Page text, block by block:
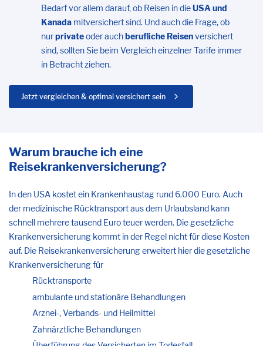
Bedarf vor allem darauf, ob Reisen in dieUSA und
Kanada mitversichert sind. Und auch die Frage, ob
nurprivateoder auchberufliche Reisenversichert
sind, sollten Sie beim Vergleich einzelner Tarife immer
in Betracht ziehen.
Jetzt vergleichen & optimal versichert sein
Warum brauche ich eine
Reisekrankenversicherung?
In den USA kostet ein Krankenhaustag rund 6.000 Euro. Auch
der medizinische Rücktransport aus dem Urlaubsland kann
schnell mehrere tausend Euro teuer werden. Die gesetzliche
Krankenversicherung kommt in der Regel nicht für diese Kosten
auf. Die Reisekrankenversicherung erweitert hier die gesetzliche
Krankenversicherung für
Rücktransporte
ambulante und stationäre Behandlungen
Arznei-, Verbands- und Heilmittel
Zahnärztliche Behandlungen